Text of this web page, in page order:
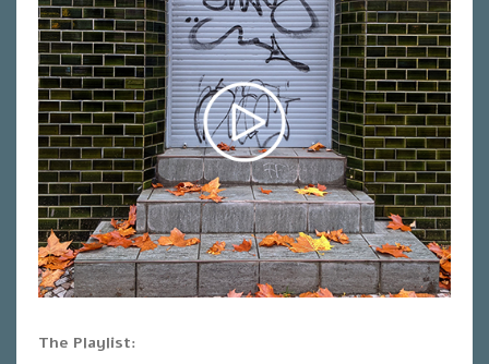
The Playlist: